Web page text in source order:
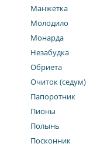
Манжетка
Молодило
Монарда
Незабудка
Обриета
Очиток (седум)
Папоротник
Пионы
Полынь
Посконник